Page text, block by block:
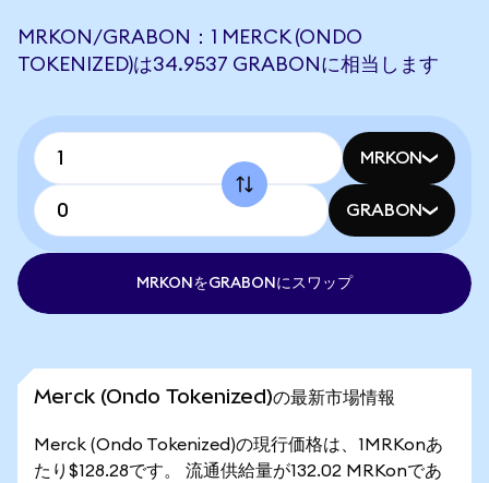
MRKON/GRABON：1 MERCK (ONDO
TOKENIZED)は34.9537 GRABONに相当します
MRKON
GRABON
MRKONをGRABONにスワップ
Merck (Ondo Tokenized)の最新市場情報
Merck (Ondo Tokenized)の現行価格は、1MRKonあ
たり$128.28です。 流通供給量が132.02 MRKonであ